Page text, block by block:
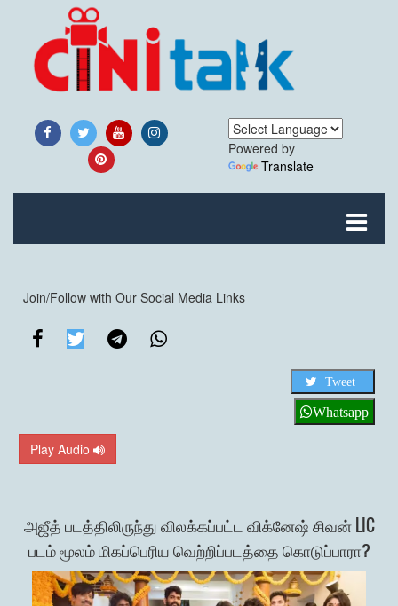
Powered by
Translate
Join/Follow with Our Social Media Links
Tweet
Whatsapp
Play Audio
அஜீத் படத்திலிருந்து விலக்கப்பட்ட விக்னேஷ் சிவன் LIC
படம் மூலம் மிகப்பெரிய வெற்றிப்படத்தை கொடுப்பாரா?